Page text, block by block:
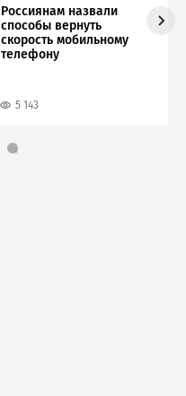
Россиянам назвали
способы вернуть
скорость мобильному
телефону
5 143